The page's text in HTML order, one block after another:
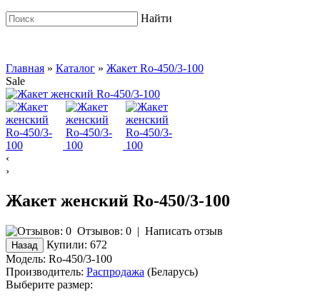
Найти
Главная » Каталог » Жакет Ro-450/3-100
Sale
‹
›
Жакет женский Ro-450/3-100
Отзывов: 0 | Написать отзыв
Купили: 672
Модель: Ro-450/3-100
Производитель: Распродажа (Беларусь)
Выберите размер: